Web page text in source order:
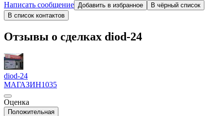
Написать сообщение Добавить в избранное
В чёрный список
В список контактов
Отзывы о сделках diod-24
diod-24
МАГАЗИН1035
Оценка
Положительная